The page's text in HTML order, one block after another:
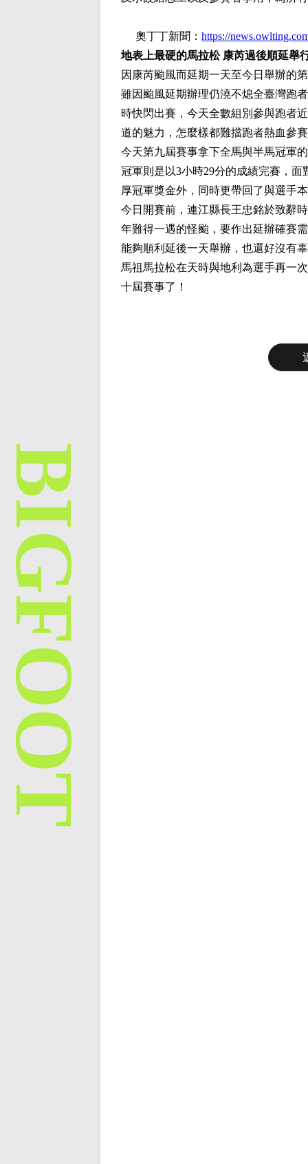
奧丁丁新聞： https://
地表上最硬的馬拉松 康芮過後順延舉
因康芮颱風而延期一天至今日舉辦的
雖因颱風延期辦理仍澆不熄全臺灣跑
時快閃出賽，今天全數組別參與跑者
道的魅力，怎麼樣都難擋跑者熱血參
今天第九屆賽事拿下全馬與半馬冠軍
冠軍則是以3小時29分的成績完賽，
厚冠軍獎金外，同時更帶回了與選手
今日開賽前，連江縣長王忠銘於致辭
年難得一遇的怪颱，要作出延辦確賽
能夠順利延後一天舉辦，也還好沒有
馬祖馬拉松在天時與地利為選手再一
十屆賽事了！